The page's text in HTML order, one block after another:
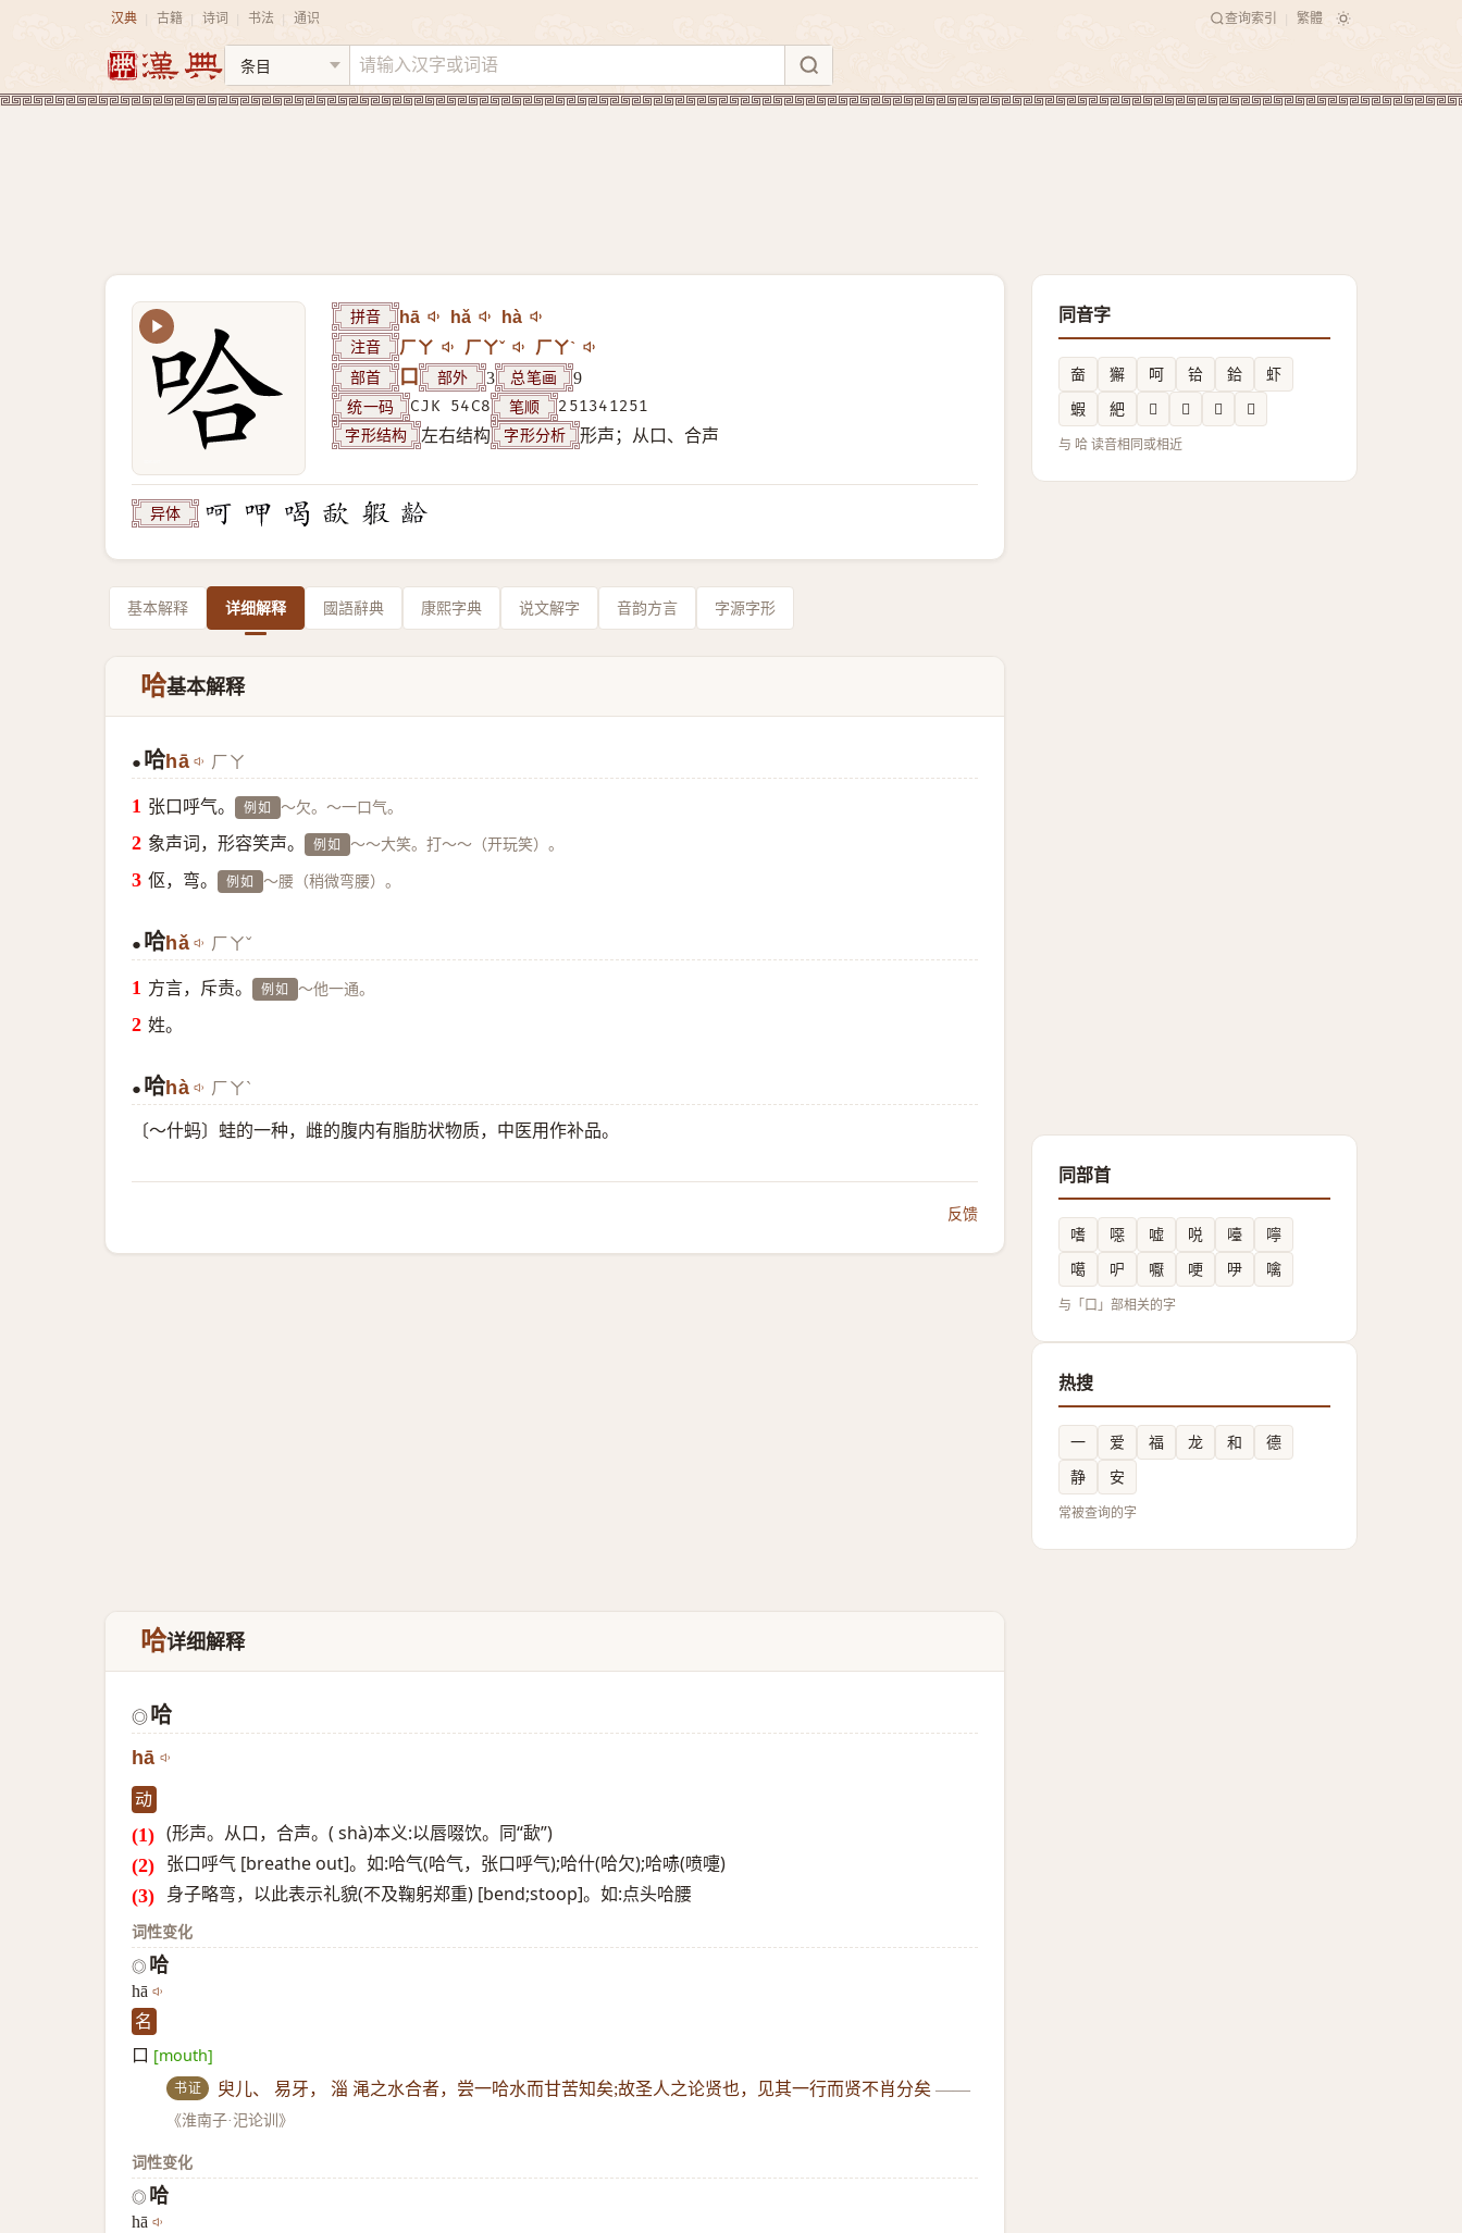
汉典 古籍 诗词 书法 通识 查询索引 繁體
拼音 hā hǎ hà
注音 ㄏㄚ ㄏㄚˇ ㄏㄚˋ
部首 口 部外 3 总笔画 9
统一码 CJK 54C8 笔顺 251341251
字形结构 左右结构 字形分析 形声；从口、合声
异体
基本解释 详细解释 國語辭典 康熙字典 说文解字 音韵方言 字源字形
哈基本解释
● 哈hā ㄏㄚ
张口呼气。 例如 ～欠。～一口气。
象声词，形容笑声。 例如 ～～大笑。打～～（开玩笑）。
伛，弯。 例如 ～腰（稍微弯腰）。
● 哈hǎ ㄏㄚˇ
方言，斥责。 例如 ～他一通。
姓。
● 哈hà ㄏㄚˋ
〔～什蚂〕蛙的一种，雌的腹内有脂肪状物质，中医用作补品。
反馈
哈详细解释
◎哈
hā
动
(形声。从口，合声。( shà)本义:以唇啜饮。同“歃”)
张口呼气 [breathe out]。如:哈气(哈气，张口呼气);哈什(哈欠);哈哧(喷嚏)
身子略弯，以此表示礼貌(不及鞠躬郑重) [bend;stoop]。如:点头哈腰
词性变化
◎ 哈
hā
名
口 [mouth]
书证 臾儿、 易牙， 淄 渑之水合者，尝一哈水而甘苦知矣;故圣人之论贤也，见其一行而贤不肖分矣 ——
《淮南子·汜论训》
词性变化
◎ 哈
hā
同音字
奤 獬 呵 铪 鉿
虾
蝦
紦 𲾂 𥱟 𫽞 𬢇
与 哈 读音相同或相近
同部首
嗜 噁 嘘 哾 㘆
嚀
噶
㕧 嚈 哽 吚 噙
与「口」部相关的字
热搜
一 爱 福 龙 和
德
静
安
常被查询的字